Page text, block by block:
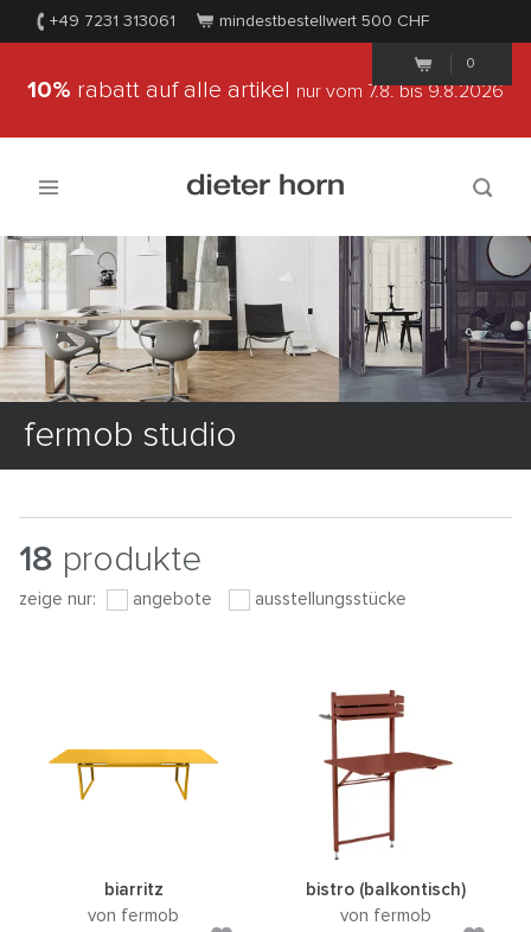
+49 7231 313061 mindestbestellwert 500 CHF
0
10% rabatt auf alle artikel nur vom 7.8.bis 9.8.2026
fermob studio
18 produkte
zeige nur: angebote ausstellungsstücke
biarritz
von fermob
bistro (balkontisch)
von fermob